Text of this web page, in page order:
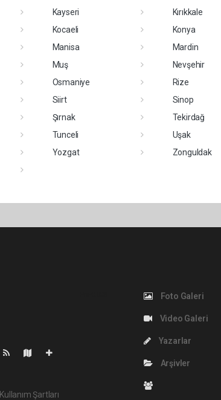
Kayseri Kırıkkale
Kocaeli Konya
Manisa Mardin
Muş Nevşehir
Osmaniye Rize
Siirt Sinop
Şırnak Tekirdağ
Tunceli Uşak
Yozgat Zonguldak
Kullanım Şartları
Foto Galeri
Video Galeri
Yazarlar
Arşivler